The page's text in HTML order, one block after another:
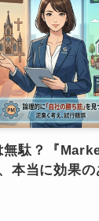
無駄？『
本当に効果の